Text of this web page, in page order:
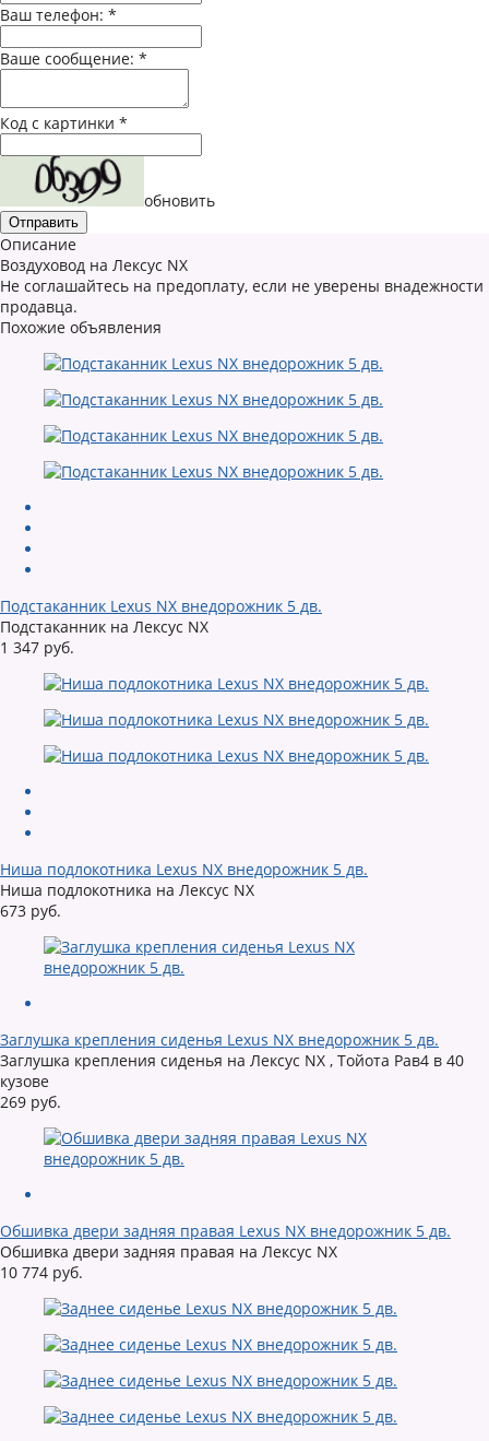
Ваш телефон: *
Ваше сообщение: *
Код с картинки *
обновить
Описание
Воздуховод на Лексус NX
Не соглашайтесь на предоплату, если не уверены внадежности
продавца.
Похожие объявления
Подстаканник Lexus NX внедорожник 5 дв.
Подстаканник на Лексус NX
1 347 руб.
Ниша подлокотника Lexus NX внедорожник 5 дв.
Ниша подлокотника на Лексус NX
673 руб.
Заглушка крепления сиденья Lexus NX внедорожник 5 дв.
Заглушка крепления сиденья на Лексус NX , Тойота Рав4 в 40
кузове
269 руб.
Обшивка двери задняя правая Lexus NX внедорожник 5 дв.
Обшивка двери задняя правая на Лексус NX
10 774 руб.